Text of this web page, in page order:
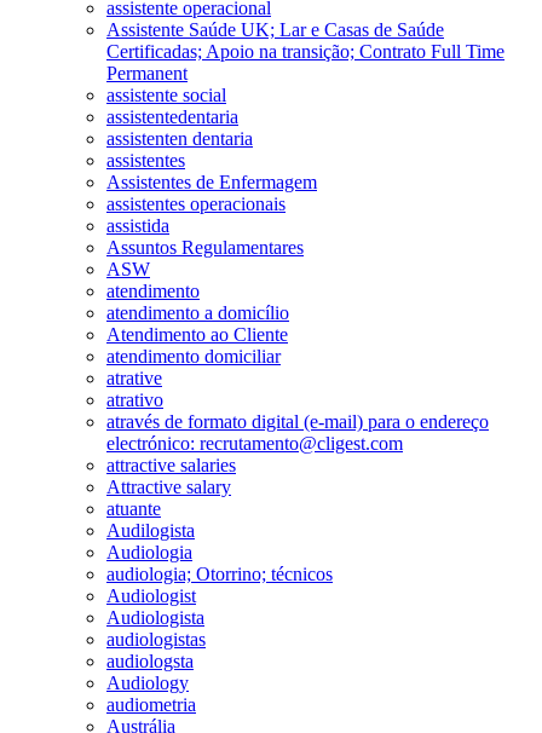
assistente operacional
Assistente Saúde UK; Lar e Casas de Saúde
Certificadas; Apoio na transição; Contrato Full Time
Permanent
assistente social
assistentedentaria
assistenten dentaria
assistentes
Assistentes de Enfermagem
assistentes operacionais
assistida
Assuntos Regulamentares
ASW
atendimento
atendimento a domicílio
Atendimento ao Cliente
atendimento domiciliar
atrative
atrativo
através de formato digital (e-mail) para o endereço
electrónico: recrutamento@cligest.com
attractive salaries
Attractive salary
atuante
Audilogista
Audiologia
audiologia; Otorrino; técnicos
Audiologist
Audiologista
audiologistas
audiologsta
Audiology
audiometria
Austrália